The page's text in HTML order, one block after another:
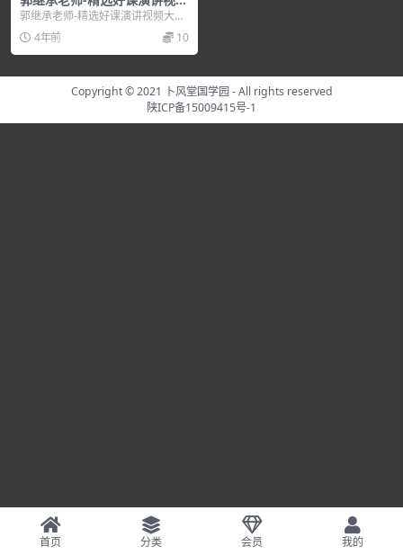
大全
郭继承老师-精选好课演讲视频大
全，培训讲座视频，培训课程视频
教程下载，百度网盘资...
4年前 10
Copyright © 2021 卜风堂国学园- All rights reserved
陕ICP备15009415号-1
首页 分类 会员 我的